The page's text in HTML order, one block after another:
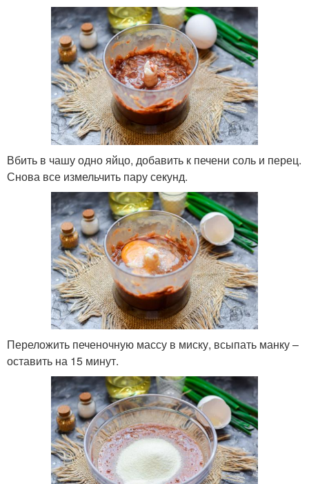
Вбить в чашу одно яйцо, добавить к печени соль и перец.
Снова все измельчить пару секунд.
Переложить печеночную массу в миску, всыпать манку –
оставить на 15 минут.